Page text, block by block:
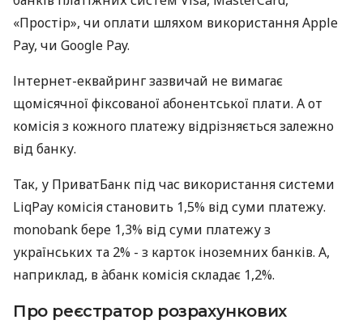
«Простір», чи оплати шляхом використання Apple
Pay, чи Google Pay.
Інтернет-еквайринг зазвичай не вимагає
щомісячної фіксованої абонентської плати. А от
комісія з кожного платежу відрізняється залежно
від банку.
Так, у ПриватБанк під час використання системи
LiqPay комісія становить 1,5% від суми платежу.
monobank бере 1,3% від суми платежу з
українських та 2% - з карток іноземних банків. А,
наприклад, в àбанк комісія складає 1,2%.
Про реєстратор розрахункових